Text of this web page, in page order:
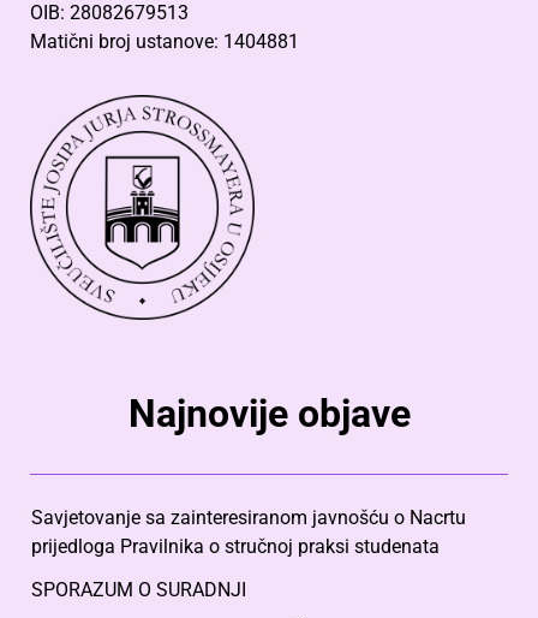
OIB: 28082679513
Matični broj ustanove: 1404881
Najnovije objave
Savjetovanje sa zainteresiranom javnošću o Nacrtu
prijedloga Pravilnika o stručnoj praksi studenata
SPORAZUM O SURADNJI